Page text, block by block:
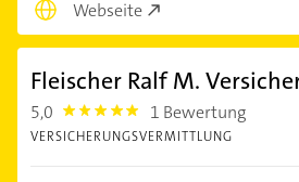
Webseite
Fleischer Ralf M.
5,0 5.0 1 Bewertung
VERSICHERUNGSVERMITTLUNG